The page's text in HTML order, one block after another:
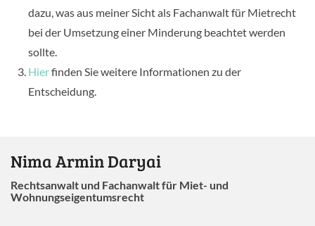
dazu, was aus meiner Sicht als Fachanwalt für Mietrecht
bei der Umsetzung einer Minderung beachtet werden
sollte.
Hierfinden Sie weitere Informationen zu der
Entscheidung.
Nima Armin Daryai
Rechtsanwalt und Fachanwalt für Miet- und
Wohnungseigentumsrecht